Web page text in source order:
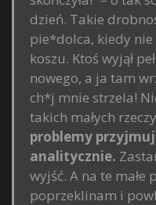
dzień. Takie
pie*dolca, kiedy
koszu. Ktoś wyjął
nowego, a ja tam
ch*j mnie strzela!
takich małych
problemy
analitycznie.
wyjść. A na te małe
poprzeklinam i